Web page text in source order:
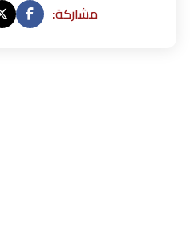
مشاركة: